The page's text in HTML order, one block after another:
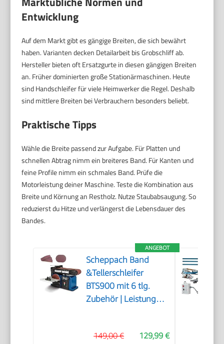
Entwicklung
Auf dem Markt gibt es gängige Breiten, die sich bewährt
haben. Varianten decken Detailarbeit bis Grobschliff ab.
Hersteller bieten oft Ersatzgurte in diesen gängigen Breiten
an. Früher dominierten große Stationärmaschinen. Heute
sind Handschleifer für viele Heimwerker die Regel. Deshalb
sind mittlere Breiten bei Verbrauchern besonders beliebt.
Praktische Tipps
Wähle die Breite passend zur Aufgabe. Für Platten und
schnellen Abtrag nimm ein breiteres Band. Für Kanten und
feine Profile nimm ein schmales Band. Prüfe die
Motorleistung deiner Maschine. Teste die Kombination aus
Breite und Körnung an Restholz. Nutze Staubabsaugung. So
reduzierst du Hitze und verlängerst die Lebensdauer des
Bandes.
ANGEBOT
Scheppach Band
&Tellerschleifer
BTS900 mit 6 tlg.
Zubehör | Leistung
Schleifbandlänge/-
129,99 €
149,00 €